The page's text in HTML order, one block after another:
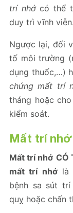
trí nhớcó thể
duy trì vĩnh viễn.
Ngược lại, đối
tố môi trường
dụng thuốc,…)
chứng mất trí
tháng hoặc
kiểm soát.
Mất trí nhớ
Mất trí nhớ CÓ
mất trí nhớlà
bệnh sa sút trí
quỵ hoặc chấn